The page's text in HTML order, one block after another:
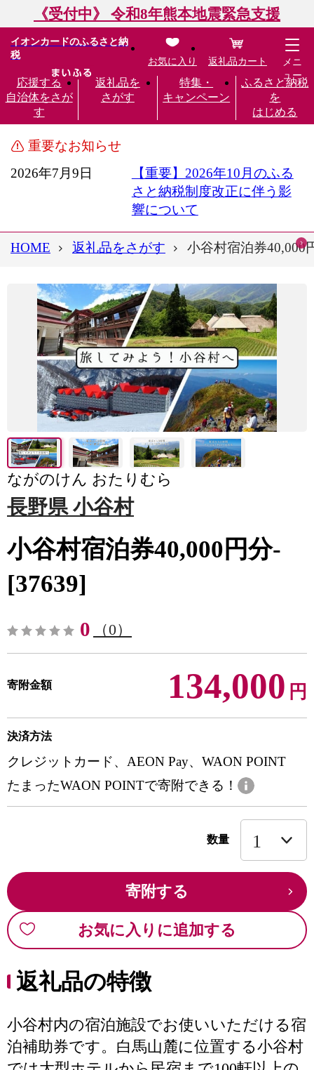
《受付中》 令和8年熊本地震緊急支援
イオンカードのふるさと納
税
応援する
自治体をさが
す
返礼品を
さがす
特集・
キャンペーン
ふるさと納税
を
はじめる
お気に入り 返礼品カート
メニ
ュー
重要なお知らせ
2026年7月9日
【重要】2026年10月のふる
さと納税制度改正に伴う影
響について
HOME 返礼品をさがす 小谷村宿泊券40,000
ながのけん おたりむら
長野県 小谷村
小谷村宿泊券40,000円分-
[37639]
0 （0）
寄附金額 134,000 円
決済方法
クレジットカード、AEON Pay、WAON POINT
たまったWAON POINTで寄附できる！
数量
寄附する
お気に入りに追加する
返礼品の特徴
小谷村内の宿泊施設でお使いいただける宿
泊補助券です。白馬山麓に位置する小谷村